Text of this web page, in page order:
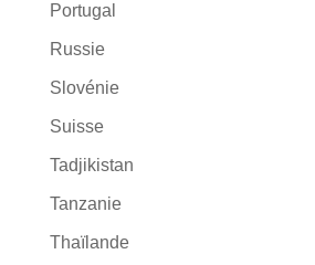
Portugal
Russie
Slovénie
Suisse
Tadjikistan
Tanzanie
Thaïlande